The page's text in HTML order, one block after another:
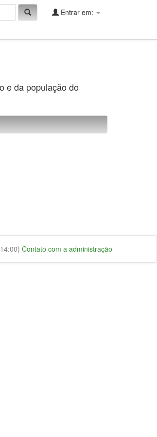
Entrar em:
e da população do
Contato com a administração